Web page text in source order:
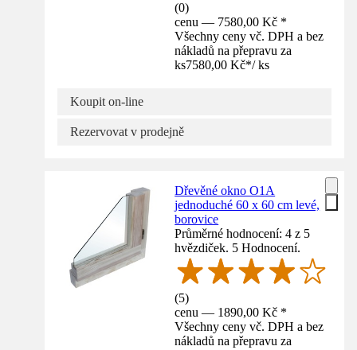
(0)
cenu — 7580,00 Kč *
Všechny ceny vč. DPH a bez
nákladů na přepravu za
ks7580,00 Kč*/ ks
Koupit on-line
Rezervovat v prodejně
Dřevěné okno O1A
jednoduché 60 x 60 cm levé,
borovice
Průměrné hodnocení: 4 z 5
hvězdiček. 5 Hodnocení.
(5)
cenu — 1890,00 Kč *
Všechny ceny vč. DPH a bez
nákladů na přepravu za